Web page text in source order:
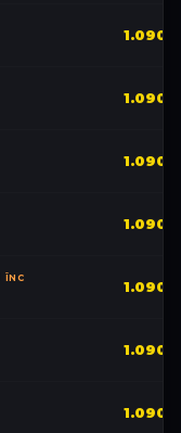
1.090
1.090
1.090
1.090
ÎNC 1.090
1.090
1.090